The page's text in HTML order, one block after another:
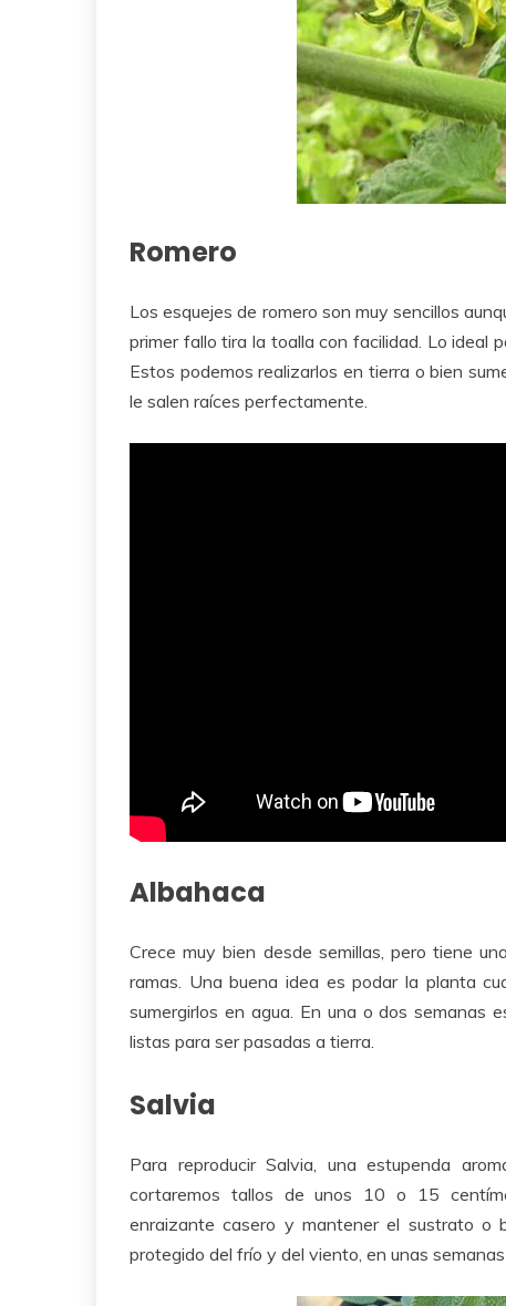
Romero
Los esquejes de romero son muy sencillos
primer fallo tira la toalla con facilidad. Lo ideal
Estos podemos realizarlos en tierra o bien
le salen raíces perfectamente.
Albahaca
Crece muy bien desde semillas, pero tiene
ramas. Una buena idea es podar la planta
sumergirlos en agua. En una o dos semanas
listas para ser pasadas a tierra.
Salvia
Para reproducir Salvia, una estupenda
cortaremos tallos de unos 10 o 15
enraizante casero y mantener el sustrato o
protegido del frío y del viento, en unas